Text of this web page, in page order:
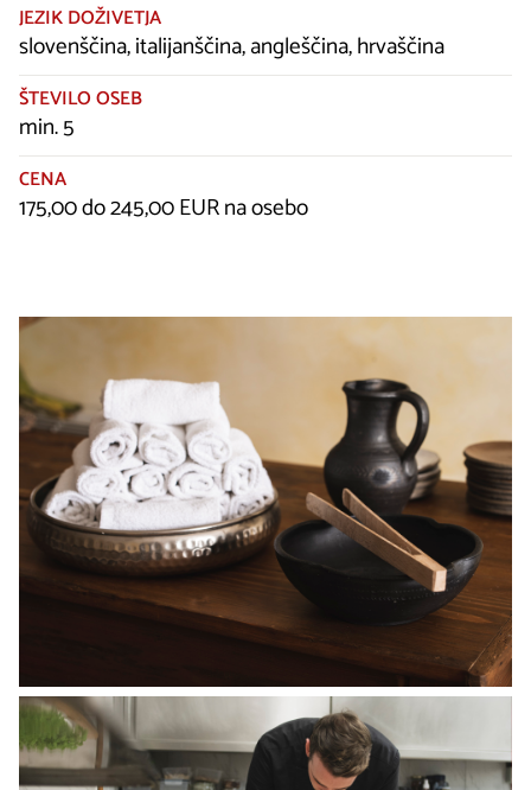
JEZIK DOŽIVETJA
slovenščina, italijanščina, angleščina, hrvaščina
ŠTEVILO OSEB
min. 5
CENA
175,00 do 245,00 EUR na osebo